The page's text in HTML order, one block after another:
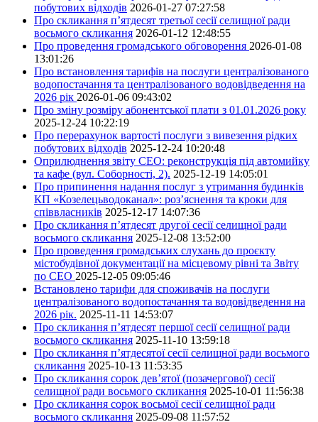
побутових відходів 2026-01-27 07:27:58
Про скликання п’ятдесят третьої сесії селищної ради
восьмого скликання 2026-01-12 12:48:55
Про проведення громадського обговорення 2026-01-08
13:01:26
Про встановлення тарифів на послуги централізованого
водопостачання та централізованого водовідведення на
2026 рік 2026-01-06 09:43:02
Про зміну розміру абонентської плати з 01.01.2026 року
2025-12-24 10:22:19
Про перерахунок вартості послуги з вивезення рідких
побутових відходів 2025-12-24 10:20:48
Оприлюднення звіту СЕО: реконструкція під автомийку
та кафе (вул. Соборності, 2). 2025-12-19 14:05:01
Про припинення надання послуг з утримання будинків
КП «Козелецьводоканал»: роз’яснення та кроки для
співвласників 2025-12-17 14:07:36
Про скликання п’ятдесят другої сесії селищної ради
восьмого скликання 2025-12-08 13:52:00
Про проведення громадських слухань до проєкту
містобудівної документації на місцевому рівні та Звіту
по СЕО 2025-12-05 09:05:46
Встановлено тарифи для споживачів на послуги
централізованого водопостачання та водовідведення на
2026 рік. 2025-11-11 14:53:07
Про скликання п’ятдесят першої сесії селищної ради
восьмого скликання 2025-11-10 13:59:18
Про скликання п’ятдесятої сесії селищної ради восьмого
скликання 2025-10-13 11:53:35
Про скликання сорок дев’ятої (позачергової) сесії
селищної ради восьмого скликання 2025-10-01 11:56:38
Про скликання сорок восьмої сесії селищної ради
восьмого скликання 2025-09-08 11:57:52